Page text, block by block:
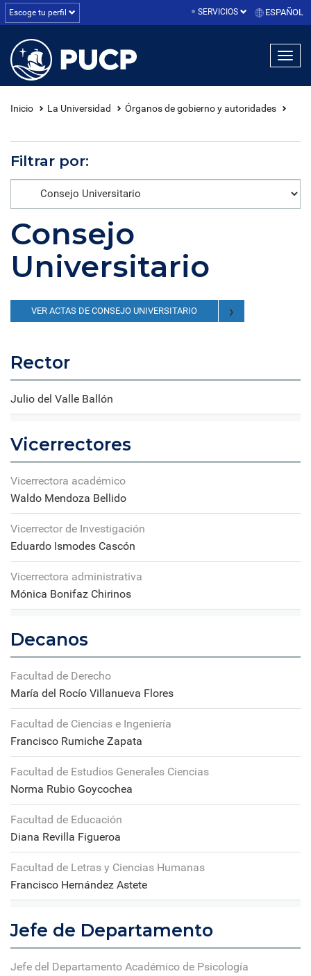
Escoge tu perfil SERVICIOS ESPAÑOL
Inicio La Universidad Órganos de gobierno y autoridades
Filtrar por:
Consejo
Universitario
VER ACTAS DE CONSEJO UNIVERSITARIO
Rector
Julio del Valle Ballón
Vicerrectores
Vicerrectora académico
Waldo Mendoza Bellido
Vicerrector de Investigación
Eduardo Ismodes Cascón
Vicerrectora administrativa
Mónica Bonifaz Chirinos
Decanos
Facultad de Derecho
María del Rocío Villanueva Flores
Facultad de Ciencias e Ingeniería
Francisco Rumiche Zapata
Facultad de Estudios Generales Ciencias
Norma Rubio Goycochea
Facultad de Educación
Diana Revilla Figueroa
Facultad de Letras y Ciencias Humanas
Francisco Hernández Astete
Jefe de Departamento
Jefe del Departamento Académico de Psicología